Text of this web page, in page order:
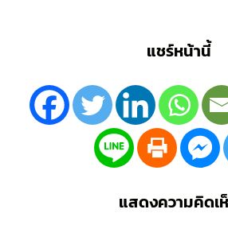
แชร์หน้านี้
แสดงความคิดเ